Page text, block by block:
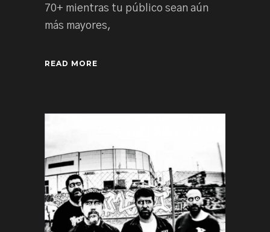
70+ mientras tu público sean aún
más mayores,
READ MORE